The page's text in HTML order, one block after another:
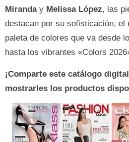
Miranday Melissa López, las
destacan por su sofisticación, el
paleta de colores que va desde
hasta los vibrantes «Colors
¡Comparte este catálogo
mostrarles los productos